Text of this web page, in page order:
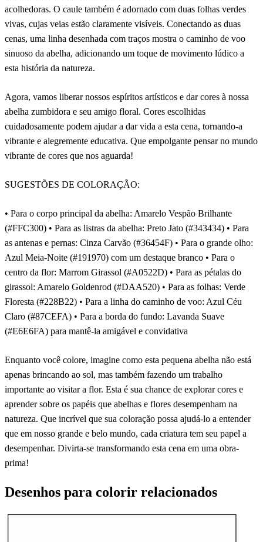
acolhedoras. O caule também é adornado com duas folhas verdes
vivas, cujas veias estão claramente visíveis. Conectando as duas
cenas, uma linha desenhada com traços mostra o caminho de voo
sinuoso da abelha, adicionando um toque de movimento lúdico a
esta história da natureza.
Agora, vamos liberar nossos espíritos artísticos e dar cores à nossa
abelha zumbidora e seu amigo floral. Cores escolhidas
cuidadosamente podem ajudar a dar vida a esta cena, tornando-a
vibrante e alegremente educativa. Que empolgante pensar no mundo
vibrante de cores que nos aguarda!
SUGESTÕES DE COLORAÇÃO:
• Para o corpo principal da abelha: Amarelo Vespão Brilhante
(#FFC300) • Para as listras da abelha: Preto Jato (#343434) • Para
as antenas e pernas: Cinza Carvão (#36454F) • Para o grande olho:
Azul Meia-Noite (#191970) com um destaque branco • Para o
centro da flor: Marrom Girassol (#A0522D) • Para as pétalas do
girassol: Amarelo Goldenrod (#DAA520) • Para as folhas: Verde
Floresta (#228B22) • Para a linha do caminho de voo: Azul Céu
Claro (#87CEFA) • Para a borda do fundo: Lavanda Suave
(#E6E6FA) para mantê-la amigável e convidativa
Enquanto você colore, imagine como esta pequena abelha não está
apenas brincando ao sol, mas também fazendo um trabalho
importante ao visitar a flor. Esta é sua chance de explorar cores e
aprender sobre os papéis que abelhas e flores desempenham na
natureza. Que incrível que sua coloração possa ajudá-lo a entender
que em nosso grande e belo mundo, cada criatura tem seu papel a
desempenhar. Divirta-se transformando esta cena em uma obra-
prima!
Desenhos para colorir relacionados